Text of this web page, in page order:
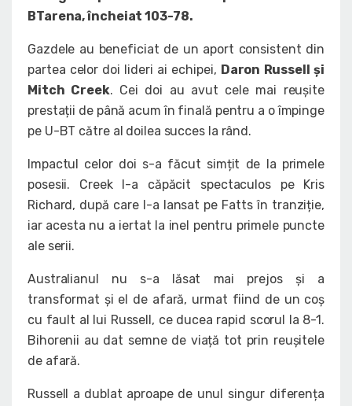
BTarena, încheiat 103-78.
Gazdele au beneficiat de un aport consistent din
partea celor doi lideri ai echipei, Daron Russell și
Mitch Creek. Cei doi au avut cele mai reușite
prestații de până acum în finală pentru a o împinge
pe U-BT către al doilea succes la rând.
Impactul celor doi s-a făcut simțit de la primele
posesii. Creek l-a căpăcit spectaculos pe Kris
Richard, după care l-a lansat pe Fatts în tranziție,
iar acesta nu a iertat la inel pentru primele puncte
ale serii.
Australianul nu s-a lăsat mai prejos și a
transformat și el de afară, urmat fiind de un coș
cu fault al lui Russell, ce ducea rapid scorul la 8-1.
Bihorenii au dat semne de viață tot prin reușitele
de afară.
Russell a dublat aproape de unul singur diferența